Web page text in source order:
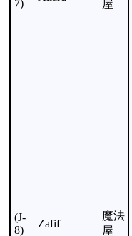
7)
屋
(J-
8)
Zafif
魔法
屋